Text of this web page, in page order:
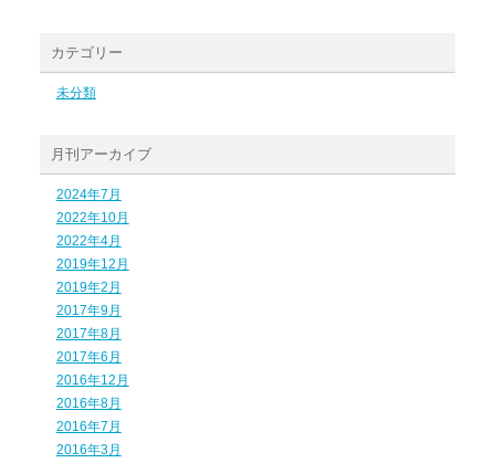
カテゴリー
未分類
月刊アーカイブ
2024年7月
2022年10月
2022年4月
2019年12月
2019年2月
2017年9月
2017年8月
2017年6月
2016年12月
2016年8月
2016年7月
2016年3月